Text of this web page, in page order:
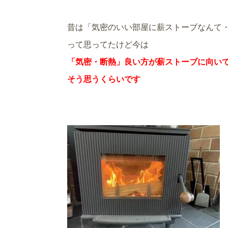
昔は「気密のいい部屋に薪ストーブなんて
って思ってたけど今は
「気密・断熱」良い方が薪ストーブに向い
そう思うくらいです